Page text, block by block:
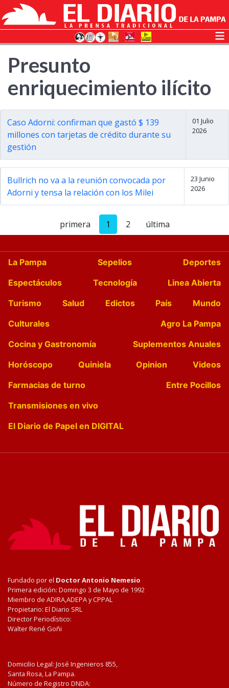
Presunto
enriquecimiento ilícito
Caso Adorni: confirman que gastó $ 139
millones con tarjetas de crédito durante su
gestión
01 Julio
2026
Bullrich no va a la reunión convocada por
Adorni y tensa la relación con los Milei
23 Junio
2026
primera 1 2 última
La Pampa Sepelios
Deportes
Espectáculos
Tecnología
Linea Abierta
Turismo
Salud Edictos País
Mundo
Culturales
Agro La Pampa
Cocina y Gastronomía
Suplementos Anuales
Horóscopo
Quiniela Opinion
Videos
Farmacias de turno
Entre Pocillos
Transmisiones en vivo
El Diario de Papel en DIGITAL
Fundado por el Doctor Antonio Nemesio
Primera edición: Domingo 3 de Mayo de 1992
Miembro de ADIRA,ADEPA y CPPAL
Propietario: El Diario SRL
Director Periodístico:
Walter René Goñi
Domicilio Legal: José Ingenieros 855,
Santa Rosa, La Pampa.
Número de Registro DNDA: